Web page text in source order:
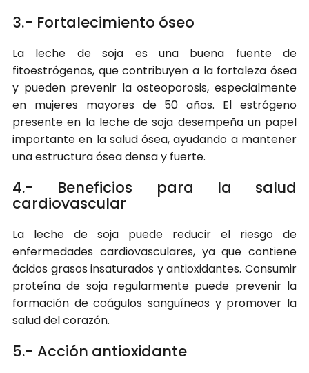
3.- Fortalecimiento óseo
La leche de soja es una buena fuente de
fitoestrógenos, que contribuyen a la fortaleza ósea
y pueden prevenir la osteoporosis, especialmente
en mujeres mayores de 50 años. El estrógeno
presente en la leche de soja desempeña un papel
importante en la salud ósea, ayudando a mantener
una estructura ósea densa y fuerte.
4.- Beneficios para la salud
cardiovascular
La leche de soja puede reducir el riesgo de
enfermedades cardiovasculares, ya que contiene
ácidos grasos insaturados y antioxidantes. Consumir
proteína de soja regularmente puede prevenir la
formación de coágulos sanguíneos y promover la
salud del corazón.
5.- Acción antioxidante